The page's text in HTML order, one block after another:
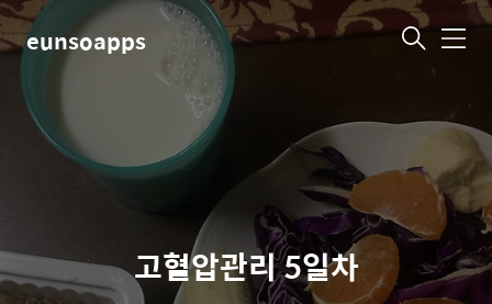
eunsoapps 메
고혈압관리 5일차